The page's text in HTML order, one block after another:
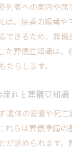
列者への案内や席
ば、焼香の順番や
できるため、葬
た葬儀豆知識は、
たらします。
れと葬儀豆知識
遺体の安置や死
れらは葬儀準備の
が求められます。